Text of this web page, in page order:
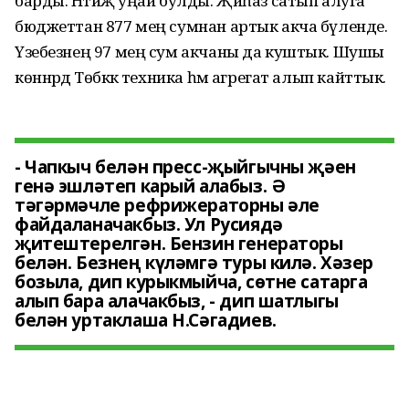
бюджеттан 877 мең сумнан артык акча бүленде.
Үзебезнең 97 мең сум акчаны да куштык. Шушы
көннәрдә Төбәккә техника һәм агрегат алып кайттык.
- Чапкыч белән пресс-җыйгычны җәен
генә эшләтеп карый алабыз. Ә
тәгәрмәчле рефрижераторны әле
файдаланачакбыз. Ул Русиядә
җитештерелгән. Бензин генераторы
белән. Безнең күләмгә туры килә. Хәзер
бозыла, дип курыкмыйча, сөтне сатарга
алып бара алачакбыз, - дип шатлыгы
белән уртаклаша Н.Сәгадиев.